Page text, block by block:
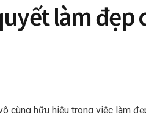
làm đẹp
cùng hữu hiệu trong việc làm